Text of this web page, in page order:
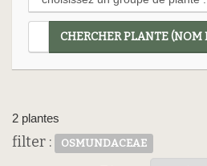
CHERCHER PLANTE (NOM
2 plantes
filter : OSMUNDACEAE